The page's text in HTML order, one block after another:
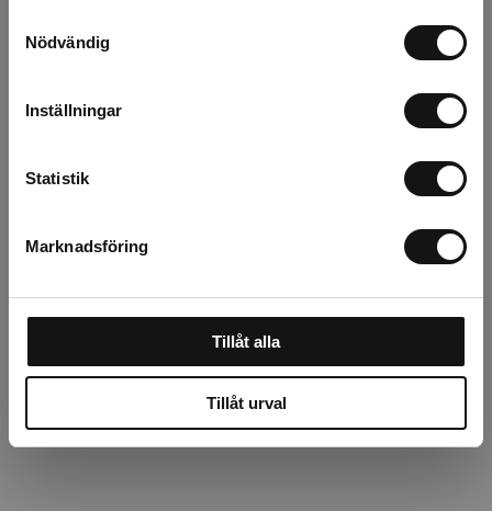
Nödvändig
Inställningar
Statistik
Marknadsföring
Tillåt alla
Tillåt urval
Beskrivning